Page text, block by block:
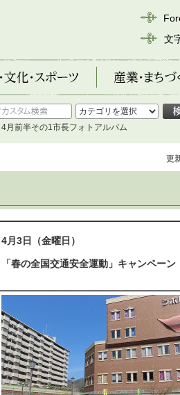
文
スポーツ 産業・まちづくり
4月前半その1市長フォトアルバム
更
4月3日（金曜日）
「春の全国交通安全運動」キャンペーン